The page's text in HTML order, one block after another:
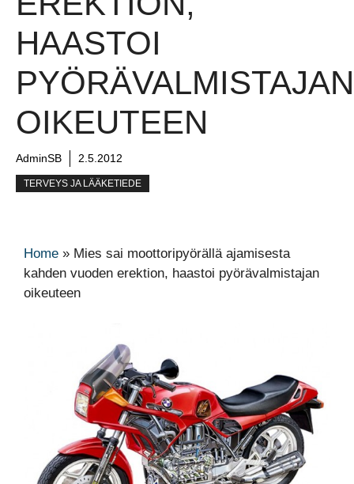
HAASTOI
PYÖRÄVALMISTAJAN
OIKEUTEEN
AdminSB 2.5.2012
TERVEYS JA LÄÄKETIEDE
Home » Mies sai moottoripyörällä ajamisesta
kahden vuoden erektion, haastoi pyörävalmistajan
oikeuteen